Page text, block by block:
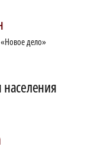
дело»
населения